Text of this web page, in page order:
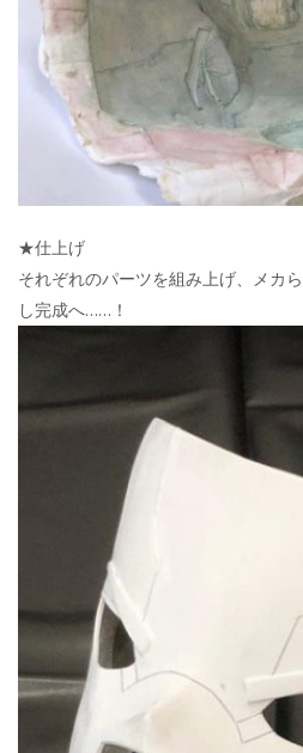
★仕上げ
それぞれのパーツを組み上げ、メカ
し完成へ……！